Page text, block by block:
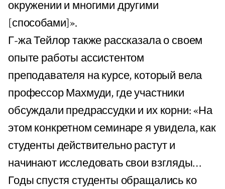
окружении и многими другими
[способами]».
Г-жа Тейлор также рассказала о своем
опыте работы ассистентом
преподавателя на курсе, который вела
профессор Махмуди, где участники
обсуждали предрассудки и их корни: «На
этом конкретном семинаре я увидела, как
студенты действительно растут и
начинают исследовать свои взгляды…
Годы спустя студенты обращались ко